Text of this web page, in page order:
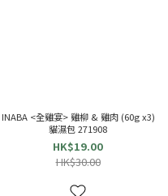
INABA <全雞宴> 雞柳 & 雞肉 (60g x3)
貓濕包 271908
HK$19.00
HK$30.00